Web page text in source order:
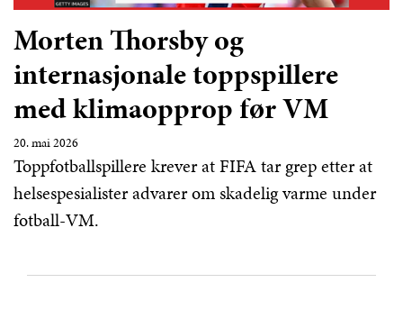
Morten Thorsby og
internasjonale toppspillere
med klimaopprop før VM
20. mai 2026
Toppfotballspillere krever at FIFA tar grep etter at
helsespesialister advarer om skadelig varme under
fotball-VM.